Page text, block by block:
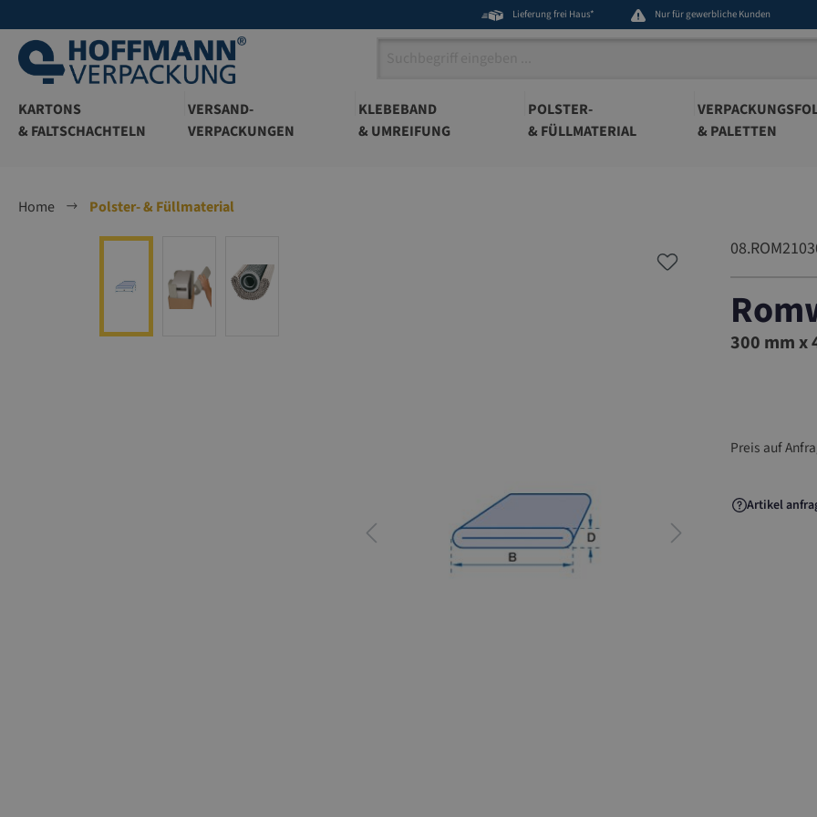
Lieferung frei Haus* Nur für gewerbliche Kunden
KARTONS
& FALTSCHACHTELN
VERSAND-
VERPACKUNGEN
KLEBEBAND
& UMREIFUNG
POLSTER-
& FÜLLMATERIAL
& PALETTEN
Home
Polster- & Füllmaterial
Bildergalerie überspringen
300 mm x
Preis auf
Artikel